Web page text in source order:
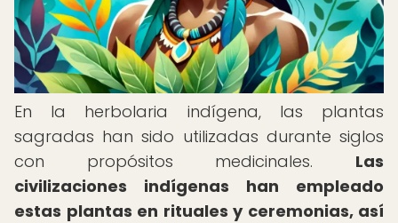
En la herbolaria indígena, las plantas
sagradas han sido utilizadas durante siglos
con propósitos medicinales. Las
civilizaciones indígenas han empleado
estas plantas en rituales y ceremonias, así